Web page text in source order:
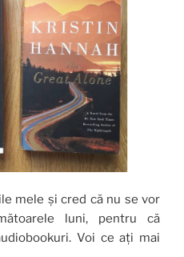
mele și cred că nu se vor
luni, pentru că
Voi ce ați mai